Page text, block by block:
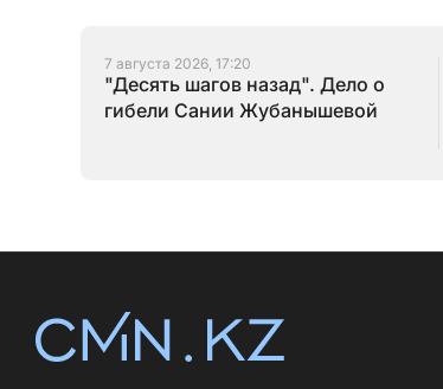
7 августа 2026, 17:20
"Десять шагов назад". Дело о
гибели Сании Жубанышевой